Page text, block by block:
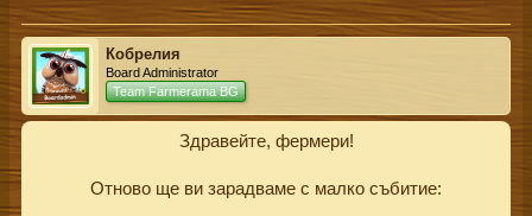
Кобрелия
Board Administrator
Team Farmerama BG
Здравейте, фермери!
Отново ще ви зарадваме с малко събитие: